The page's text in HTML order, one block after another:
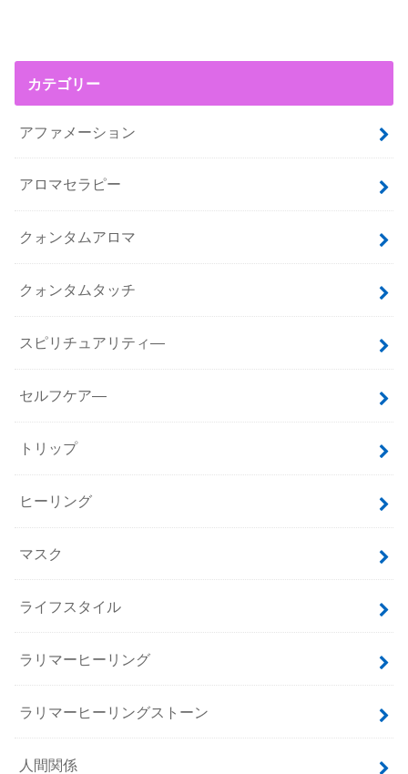
カテゴリー
アファメーション
アロマセラピー
クォンタムアロマ
クォンタムタッチ
スピリチュアリティ―
セルフケア―
トリップ
ヒーリング
マスク
ライフスタイル
ラリマーヒーリング
ラリマーヒーリングストーン
人間関係